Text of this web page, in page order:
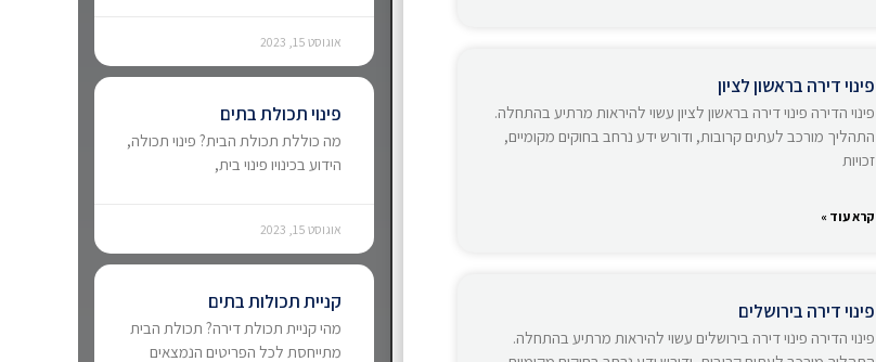
פינוי דירה בראשון לציון
פינוי הדירה פינוי דירה בראשון לציון עשוי להיראות מרתיע בהתחלה.
התהליך מורכב לעתים קרובות, ודורש ידע נרחב בחוקים מקומיים,
זכויות
קרא עוד »
פינוי דירה בירושלים
פינוי הדירה פינוי דירה בירושלים עשוי להיראות מרתיע בהתחלה.
אוגוסט 15, 2023
פינוי תכולת בתים
מה כוללת תכולת הבית? פינוי תכולה,
הידוע בכינויו פינוי בית,
אוגוסט 15, 2023
קניית תכולות בתים
מהי קניית תכולת דירה? תכולת הבית
מתייחסת לכל הפריטים הנמצאים